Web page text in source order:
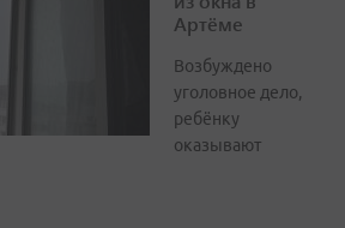
Артёме
Возбуждено
уголовное дело,
ребёнку
оказывают